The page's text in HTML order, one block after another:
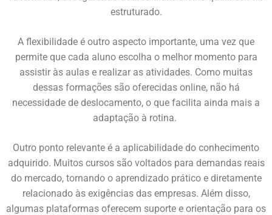
estruturado.
A flexibilidade é outro aspecto importante, uma vez que
permite que cada aluno escolha o melhor momento para
assistir às aulas e realizar as atividades. Como muitas
dessas formações são oferecidas online, não há
necessidade de deslocamento, o que facilita ainda mais a
adaptação à rotina.
Outro ponto relevante é a aplicabilidade do conhecimento
adquirido. Muitos cursos são voltados para demandas reais
do mercado, tornando o aprendizado prático e diretamente
relacionado às exigências das empresas. Além disso,
algumas plataformas oferecem suporte e orientação para os